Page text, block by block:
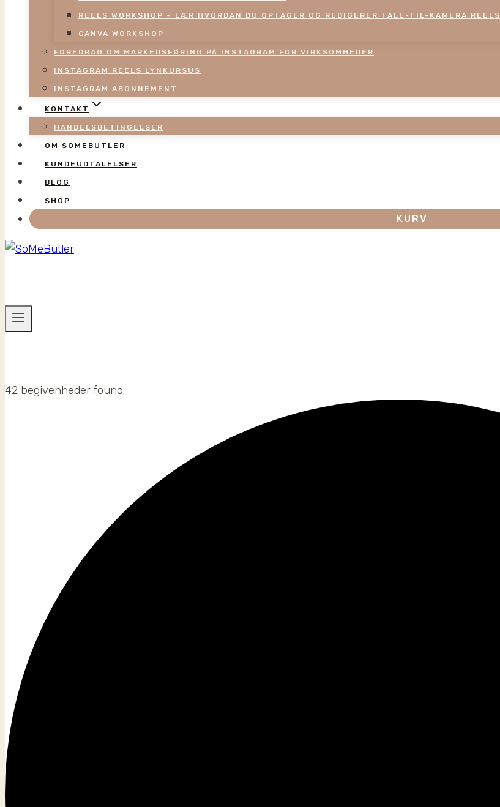
REELS WORKSHOP – LÆR HVORDAN DU OPTAGER OG REDIGERER TALE-TIL-KAMERA REELS
CANVA WORKSHOP
FOREDRAG OM MARKEDSFØRING PÅ INSTAGRAM FOR VIRKSOMHEDER
INSTAGRAM REELS LYNKURSUS
INSTAGRAM ABONNEMENT
KONTAKT
HANDELSBETINGELSER
OM SOMEBUTLER
KUNDEUDTALELSER
BLOG
SHOP
KURV
42 begivenheder found.